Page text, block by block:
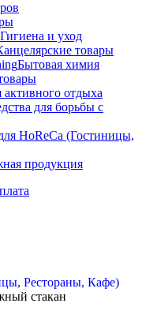
Гигиена и уход
товары
Бытовая химия
отдыха
для борьбы с
HoReCa (Гостиницы,
продукция
Рестораны, Кафе)
стакан